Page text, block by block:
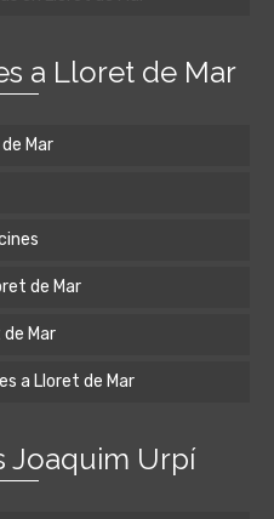
a Lloret de Mar
Mar
de Mar
Mar
a Lloret de Mar
Joaquim Urpí